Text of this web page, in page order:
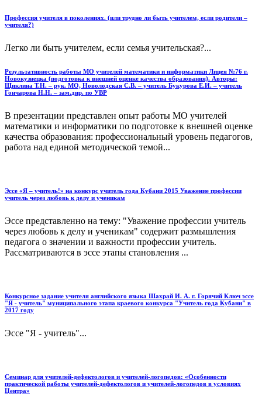
Профессия учителя в поколениях. (или трудно ли быть учителем, если родители –
учителя?)
Легко ли быть учителем, если семья учительская?...
Результативность работы МО учителей математики и информатики Лицея №76 г.
Новокузнецка (подготовка к внешней оценке качества образования). Авторы:
Щиклина Т.Н. – рук. МО, Новолодская С.В. – учитель Букурова Е.И. – учитель
Гончарова Н.Н. – зам.дир. по УВР
В презентации представлен опыт работы МО учителей
математики и информатики по подготовке к внешней оценке
качества образования: профессиональный уровень педагогов,
работа над единой методической темой...
Эссе «Я – учитель!» на конкурс учитель года Кубани 2015 Уважение профессии
учитель через любовь к делу и ученикам
Эссе представленно на тему: "Уважение профессии учитель
через любовь к делу и ученикам" содержит размышления
педагога о значении и важности профессии учитель.
Рассматриваются в эссе этапы становления ...
Конкурсное задание учителя английского языка Шахрай И. А. г. Горячий Ключ эссе
"Я - учитель" муниципального этапа краевого конкурса "Учитель года Кубани" в
2017 году
Эссе "Я - учитель"...
Семинар для учителей-дефектологов и учителей-логопедов: «Особенности
практической работы учителей-дефектологов и учителей-логопедов в условиях
Центра»